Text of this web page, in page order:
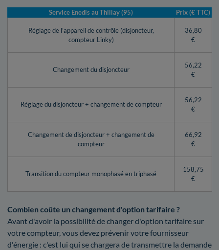
Service Enedis au Thillay (95) Prix (€ TTC)
Réglage de l’appareil de contrôle (disjoncteur,
compteur Linky)
36,80
€
Changement du disjoncteur
56,22
€
Réglage du disjoncteur + changement de compteur
56,22
€
Changement de disjoncteur + changement de
compteur
66,92
€
Transition du compteur monophasé en triphasé
158,75
€
Combien coûte un changement d'option tarifaire ?
Avant d'avoir la possibilité de changer d'option tarifaire sur
votre compteur, vous devez prévenir votre fournisseur
d'énergie : c'est lui qui se chargera de transmettre la demande